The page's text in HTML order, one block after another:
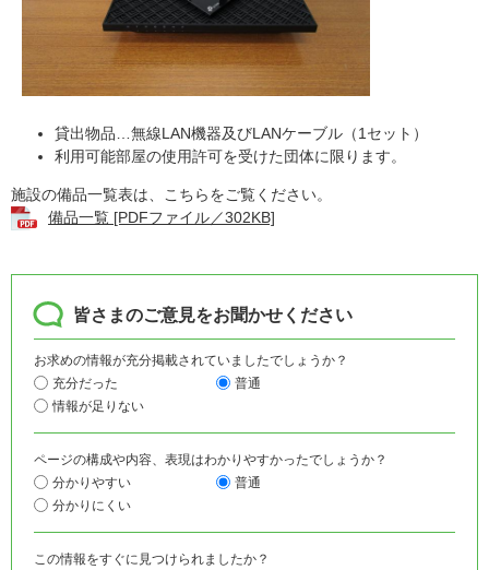
貸出物品…無線LAN機器及びLANケーブル（1セット）
利用可能部屋の使用許可を受けた団体に限ります。
施設の備品一覧表は、こちらをご覧ください。
備品一覧 [PDFファイル／302KB]
皆さまのご意見をお聞かせください
お求めの情報が充分掲載されていましたでしょうか？
充分だった
普通
情報が足りない
ページの構成や内容、表現はわかりやすかったでしょうか？
分かりやすい
普通
分かりにくい
この情報をすぐに見つけられましたか？